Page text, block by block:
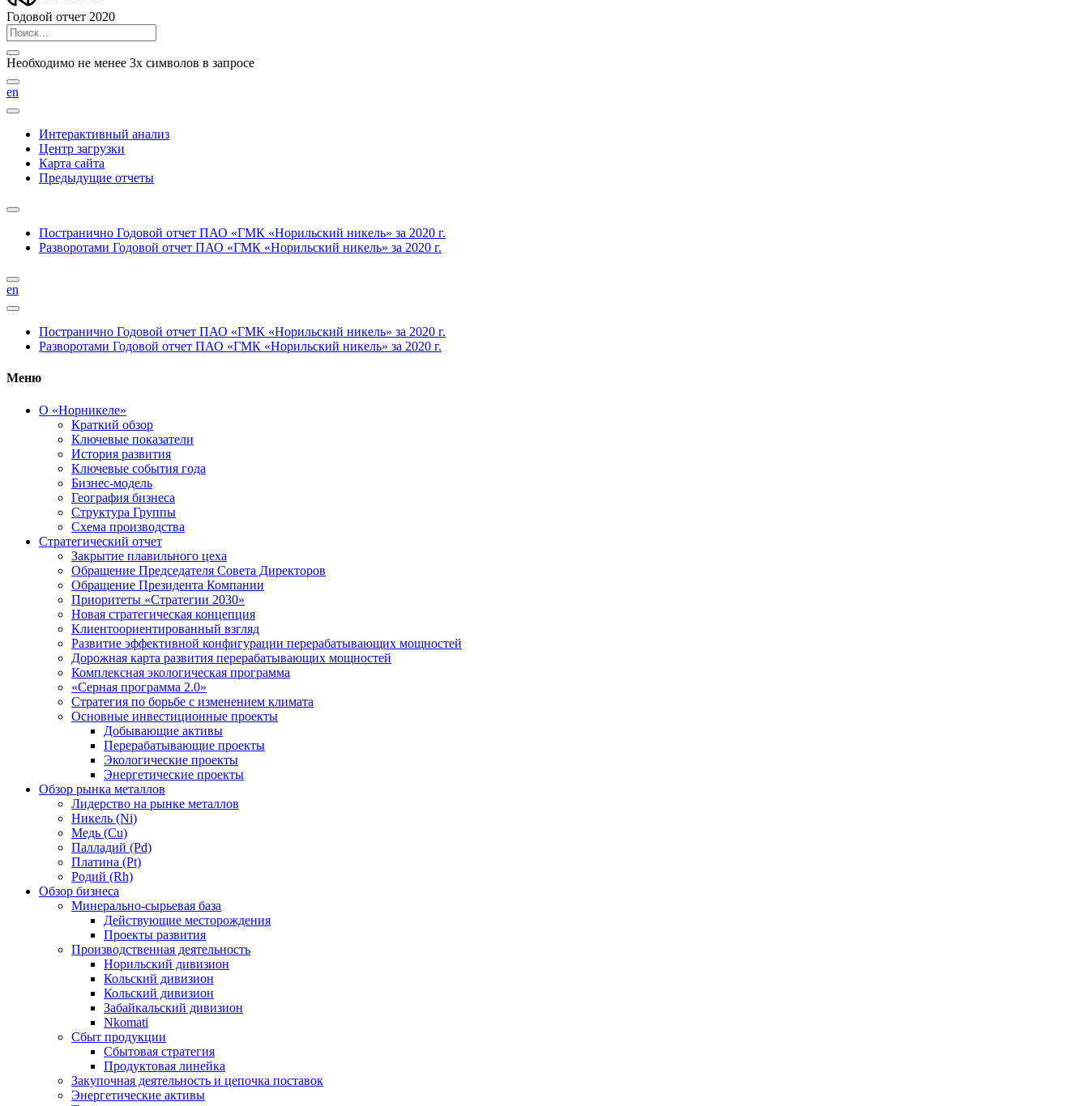
Годовой отчет 2020
Необходимо не менее 3х символов в запросе
en
Интерактивный анализ
Центр загрузки
Карта сайта
Предыдущие отчеты
Постранично Годовой отчет ПАО «ГМК «Норильский никель» за 2020 г.
Разворотами Годовой отчет ПАО «ГМК «Норильский никель» за 2020 г.
en
Постранично Годовой отчет ПАО «ГМК «Норильский никель» за 2020 г.
Разворотами Годовой отчет ПАО «ГМК «Норильский никель» за 2020 г.
Меню
О «Норникеле»
Краткий обзор
Ключевые показатели
История развития
Ключевые события года
Бизнес-модель
География бизнеса
Структура Группы
Схема производства
Стратегический отчет
Закрытие плавильного цеха
Обращение Председателя Совета Директоров
Обращение Президента Компании
Приоритеты «Стратегии 2030»
Новая стратегическая концепция
Клиентоориентированный взгляд
Развитие эффективной конфигурации перерабатывающих мощностей
Дорожная карта развития перерабатывающих мощностей
Комплексная экологическая программа
«Серная программа 2.0»
Стратегия по борьбе с изменением климата
Основные инвестиционные проекты
Добывающие активы
Перерабатывающие проекты
Экологические проекты
Энергетические проекты
Обзор рынка металлов
Лидерство на рынке металлов
Никель (Ni)
Медь (Cu)
Палладий (Pd)
Платина (Pt)
Родий (Rh)
Обзор бизнеса
Минерально-сырьевая база
Действующие месторождения
Проекты развития
Производственная деятельность
Норильский дивизион
Кольский дивизион
Кольский дивизион
Забайкальский дивизион
Nkomati
Сбыт продукции
Сбытовая стратегия
Продуктовая линейка
Закупочная деятельность и цепочка поставок
Энергетические активы